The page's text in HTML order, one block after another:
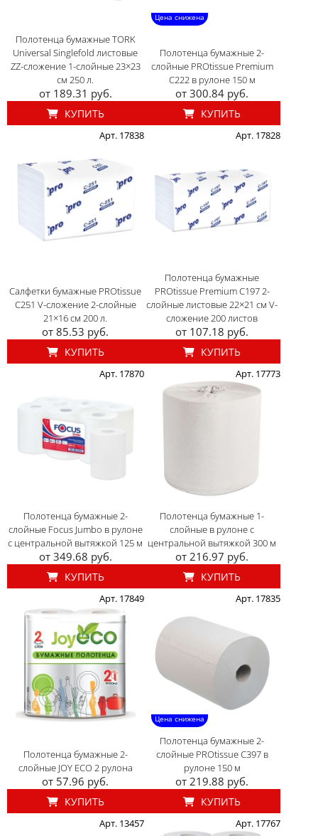
Полотенца бумажные TORK
Universal Singlefold листовые
ZZ-сложение 1-слойные 23×23
см 250 л.
от 189.31 руб.
КУПИТЬ
Цена снижена
Полотенца бумажные 2-
слойные PROtissue Premium
С222 в рулоне 150 м
от 300.84 руб.
КУПИТЬ
Арт. 17838
Салфетки бумажные PROtissue
C251 V-сложение 2-слойные
21×16 см 200 л.
от 85.53 руб.
КУПИТЬ
Арт. 17828
Полотенца бумажные
PROtissue Premium С197 2-
слойные листовые 22×21 см V-
сложение 200 листов
от 107.18 руб.
КУПИТЬ
Арт. 17870
Полотенца бумажные 2-
слойные Focus Jumbo в рулоне
с центральной вытяжкой 125 м
от 349.68 руб.
КУПИТЬ
Арт. 17773
Полотенца бумажные 1-
слойные в рулоне с
центральной вытяжкой 300 м
от 216.97 руб.
КУПИТЬ
Арт. 17849
Полотенца бумажные 2-
слойные JOY ECO 2 рулона
от 57.96 руб.
КУПИТЬ
Цена снижена
Арт. 17835
Полотенца бумажные 2-
слойные PROtissue С397 в
рулоне 150 м
от 219.88 руб.
КУПИТЬ
Арт. 13457 Арт. 17767